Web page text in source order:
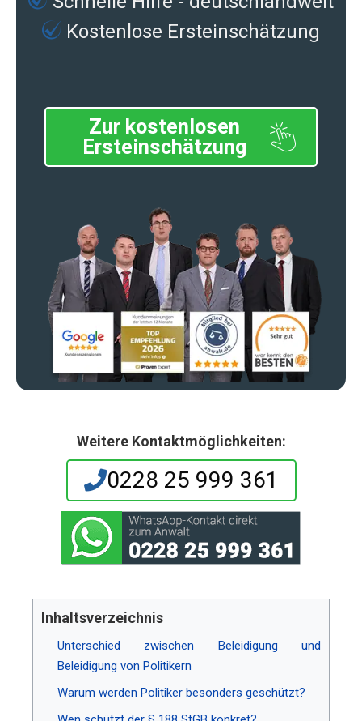
Kostenlose Ersteinschätzung
Zur kostenlosen
Ersteinschätzung
Weitere Kontaktmöglichkeiten:
0228 25 999 361
Inhaltsverzeichnis
Unterschied zwischen Beleidigung und
Beleidigung von Politikern
Warum werden Politiker besonders geschützt?